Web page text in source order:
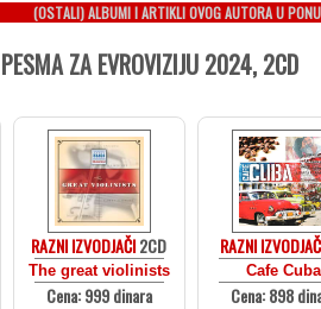
(OSTALI) ALBUMI I ARTIKLI OVOG AUTORA U
PESMA ZA EVROVIZIJU 2024, 2CD
RAZNI IZVODJAČI2CD
The great violinists
Cena: 999 dinara
RAZNI
Cafe Cuba
Cena: 898